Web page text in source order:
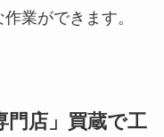
業ができます。
門店」買蔵で工